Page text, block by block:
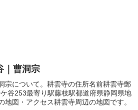
｜曹洞宗
宗について。耕雲寺の住所名前耕雲寺郵
谷253最寄り駅藤枝駅都道府県静岡県地
地図・アクセス耕雲寺周辺の地図です。